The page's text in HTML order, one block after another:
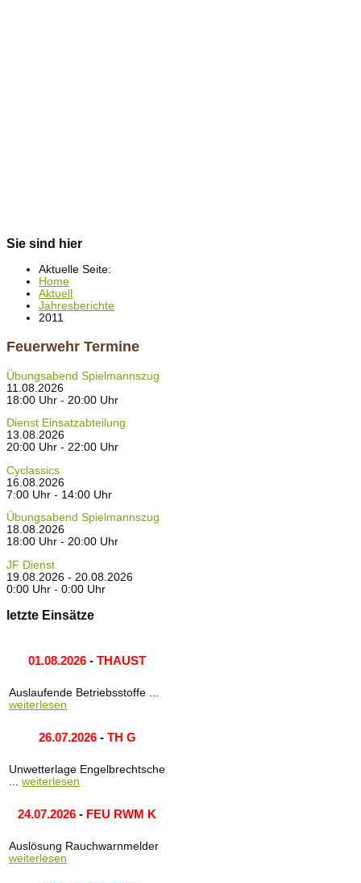
Sie sind hier
Aktuelle Seite:
Home
Aktuell
Jahresberichte
2011
Feuerwehr Termine
Übungsabend Spielmannszug
11.08.2026
18:00 Uhr - 20:00 Uhr
Dienst Einsatzabteilung
13.08.2026
20:00 Uhr - 22:00 Uhr
Cyclassics
16.08.2026
7:00 Uhr - 14:00 Uhr
Übungsabend Spielmannszug
18.08.2026
18:00 Uhr - 20:00 Uhr
JF Dienst
19.08.2026 - 20.08.2026
0:00 Uhr - 0:00 Uhr
letzte Einsätze
01.08.2026 - THAUST
Auslaufende Betriebsstoffe ...
weiterlesen
26.07.2026- TH G
Unwetterlage Engelbrechtsche
... weiterlesen
24.07.2026 - FEU RWM K
Auslösung Rauchwarnmelder
weiterlesen